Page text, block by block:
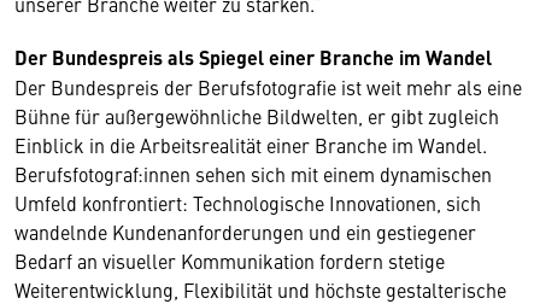
Der Bundespreis als Spiegel einer Branche im Wandel
Der Bundespreis der Berufsfotografie ist weit mehr als eine
Bühne für außergewöhnliche Bildwelten, er gibt zugleich
Einblick in die Arbeitsrealität einer Branche im Wandel.
Berufsfotograf:innen sehen sich mit einem dynamischen
Umfeld konfrontiert: Technologische Innovationen, sich
wandelnde Kundenanforderungen und ein gestiegener
Bedarf an visueller Kommunikation fordern stetige
Weiterentwicklung, Flexibilität und höchste gestalterische